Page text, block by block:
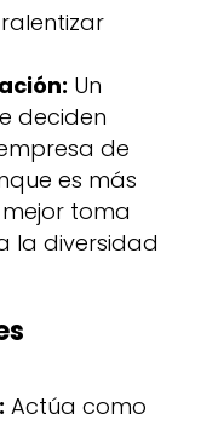
Un
deciden
de
es más
toma
la diversidad
Actúa como